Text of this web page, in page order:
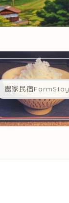
農家民宿FarmStay